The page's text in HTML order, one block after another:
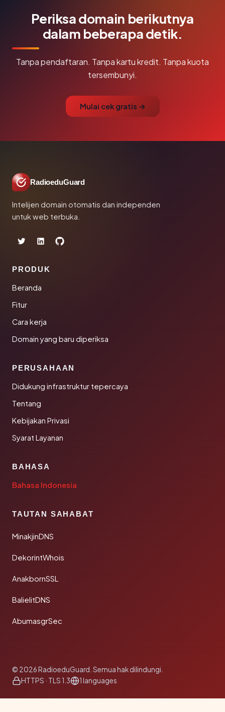
Periksa domain berikutnya
dalam beberapa detik.
Tanpa pendaftaran. Tanpa kartu kredit. Tanpa kuota
tersembunyi.
Mulai cek gratis →
RadioeduGuard
Intelijen domain otomatis dan independen
untuk web terbuka.
PRODUK
Beranda
Fitur
Cara kerja
Domain yang baru diperiksa
PERUSAHAAN
Didukung infrastruktur tepercaya
Tentang
Kebijakan Privasi
Syarat Layanan
BAHASA
Bahasa Indonesia
TAUTAN SAHABAT
MinakjinDNS
DekorintWhois
AnakbornSSL
BalielitDNS
AbumasgrSec
© 2026 RadioeduGuard. Semua hak dilindungi.
HTTPS · TLS 1.3
1 languages